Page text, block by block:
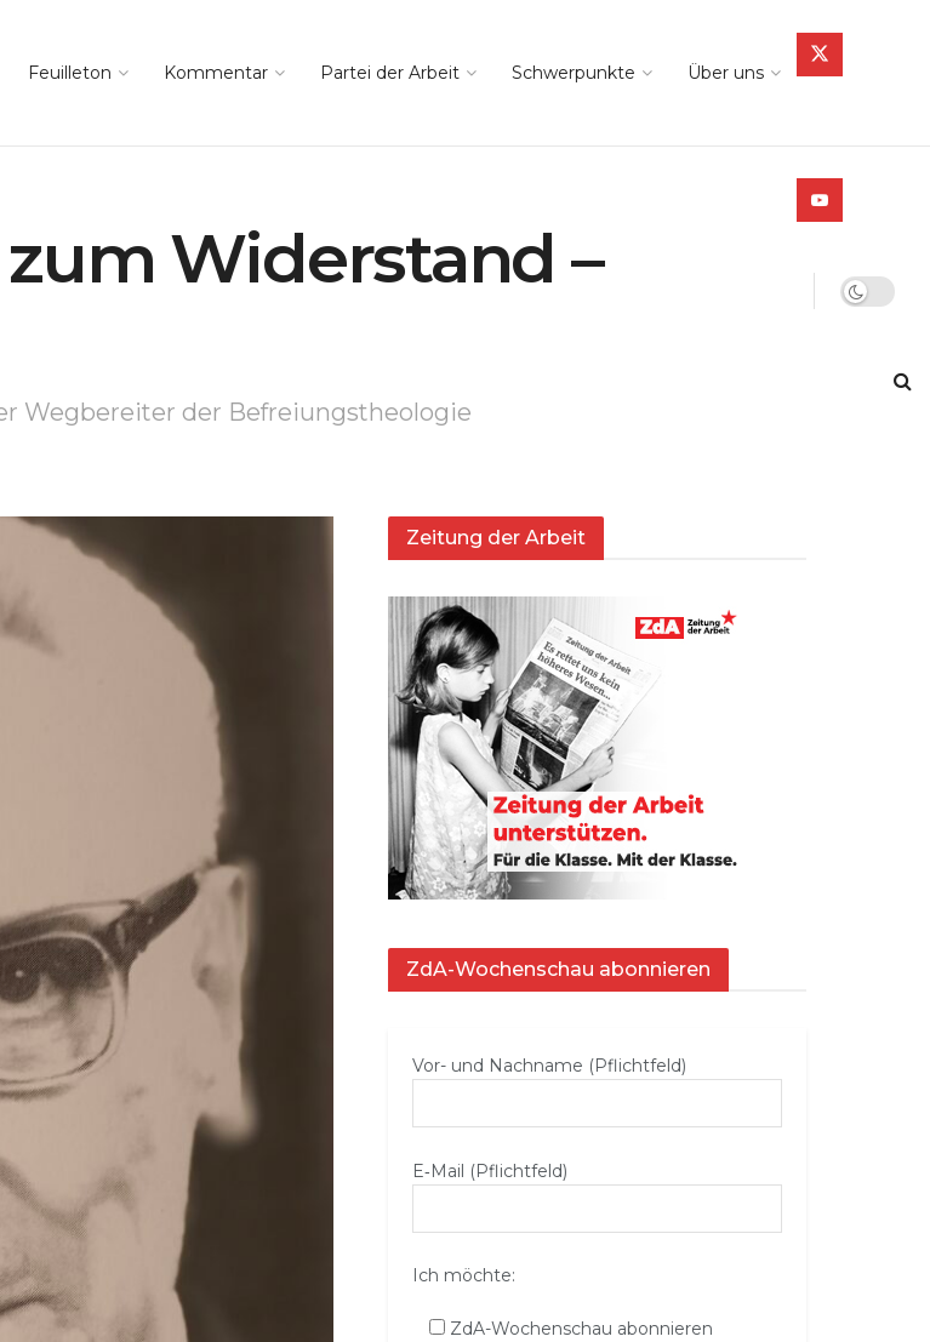
Feuilleton Kommentar Partei der Arbeit Schwerpunkte Über uns
Widerstand –
Wegbereiter der Befreiungstheologie
Zeitung der Arbeit
ZdA-Wochenschau abonnieren
Vor- und Nachname (Pflichtfeld)
E‑Mail (Pflichtfeld)
Ich möchte:
ZdA-Wochenschau abonnieren